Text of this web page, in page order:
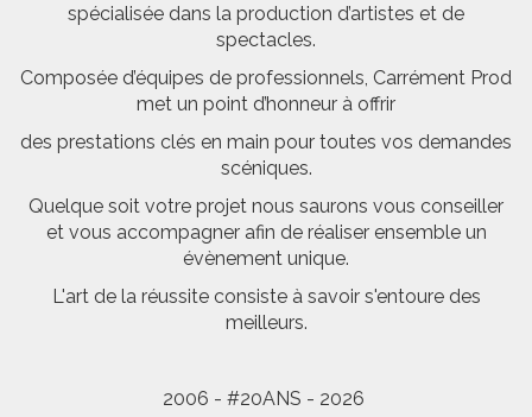
spécialisée dans la production d’artistes et de
spectacles.
Composée d’équipes de professionnels, Carrément Prod
met un point d’honneur à offrir
des prestations clés en main pour toutes vos demandes
scéniques.
Quelque soit votre projet nous saurons vous conseiller
et vous accompagner afin de réaliser ensemble un
évènement unique.
L'art de la réussite consiste à savoir s'entoure des
meilleurs.
2006 - #20ANS - 2026